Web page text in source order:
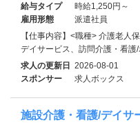
給与タイプ
時給1,250円～
雇用形態
派遣社員
【仕事内容】<職種> 介護老人
デイサービス、訪問介護・看護
求人の更新日 2026-08-01
スポンサー
求人ボックス
施設介護・看護/デイサ